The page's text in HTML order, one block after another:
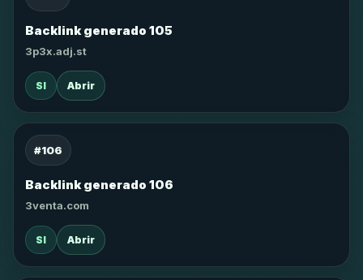
Backlink generado 105
3p3x.adj.st
SI Abrir
#106
Backlink generado 106
3venta.com
SI Abrir